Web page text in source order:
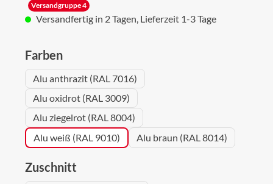
Versandgruppe 4
Versandfertig in 2 Tagen, Lieferzeit 1-3 Tage
Farbenauswählen
Alu anthrazit (RAL 7016)
Alu oxidrot (RAL 3009)
Alu ziegelrot (RAL 8004)
Alu weiß (RAL 9010)
Alu braun (RAL 8014)
Zuschnitt